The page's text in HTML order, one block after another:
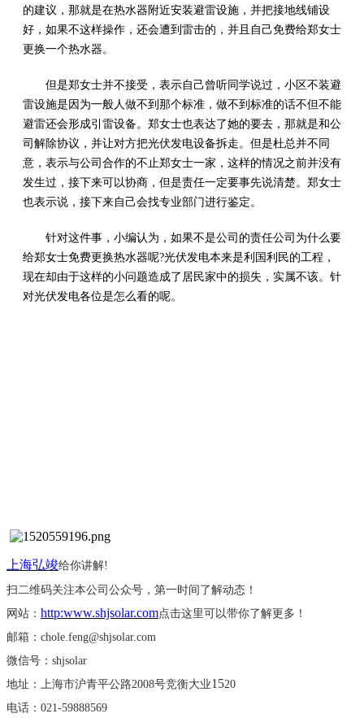
的建议，那就是在热水器附近安装避雷设施，并把接地线铺设
好，如果不这样操作，还会遭到雷击的，并且自己免费给郑女士
更换一个热水器。
但是郑女士并不接受，表示自己曾听同学说过，小区不装避
雷设施是因为一般人做不到那个标准，做不到标准的话不但不能
避雷还会形成引雷设备。郑女士也表达了她的要去，那就是和公
司解除协议，并让对方把光伏发电设备拆走。但是杜总并不同
意，表示与公司合作的不止郑女士一家，这样的情况之前并没有
发生过，接下来可以协商，但是责任一定要事先说清楚。郑女士
也表示说，接下来自己会找专业部门进行鉴定。
针对这件事，小编认为，如果不是公司的责任公司为什么要
给郑女士免费更换热水器呢?光伏发电本来是利国利民的工程，
现在却由于这样的小问题造成了居民家中的损失，实属不该。针
对光伏发电各位是怎么看的呢。
上海弘竣给你讲解!
扫二维码关注本公司公众号，第一时间了解动态！
网站： http:www.shjsolar.com点击这里可以带你了解更多！
邮箱： chole.feng@shjsolar.com
微信号： shjsolar
地址：上海市沪青平公路2008号竞衡大业1520
电话： 021-59888569